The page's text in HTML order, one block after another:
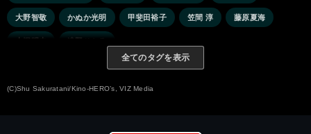
大野智敬 かぬか光明 甲斐田裕子 笠間 淳 藤原夏海
大塚明夫 遠野ひかる
全てのタグを表示
(C)Shu Sakuratani/Kino-HERO’s, VIZ Media